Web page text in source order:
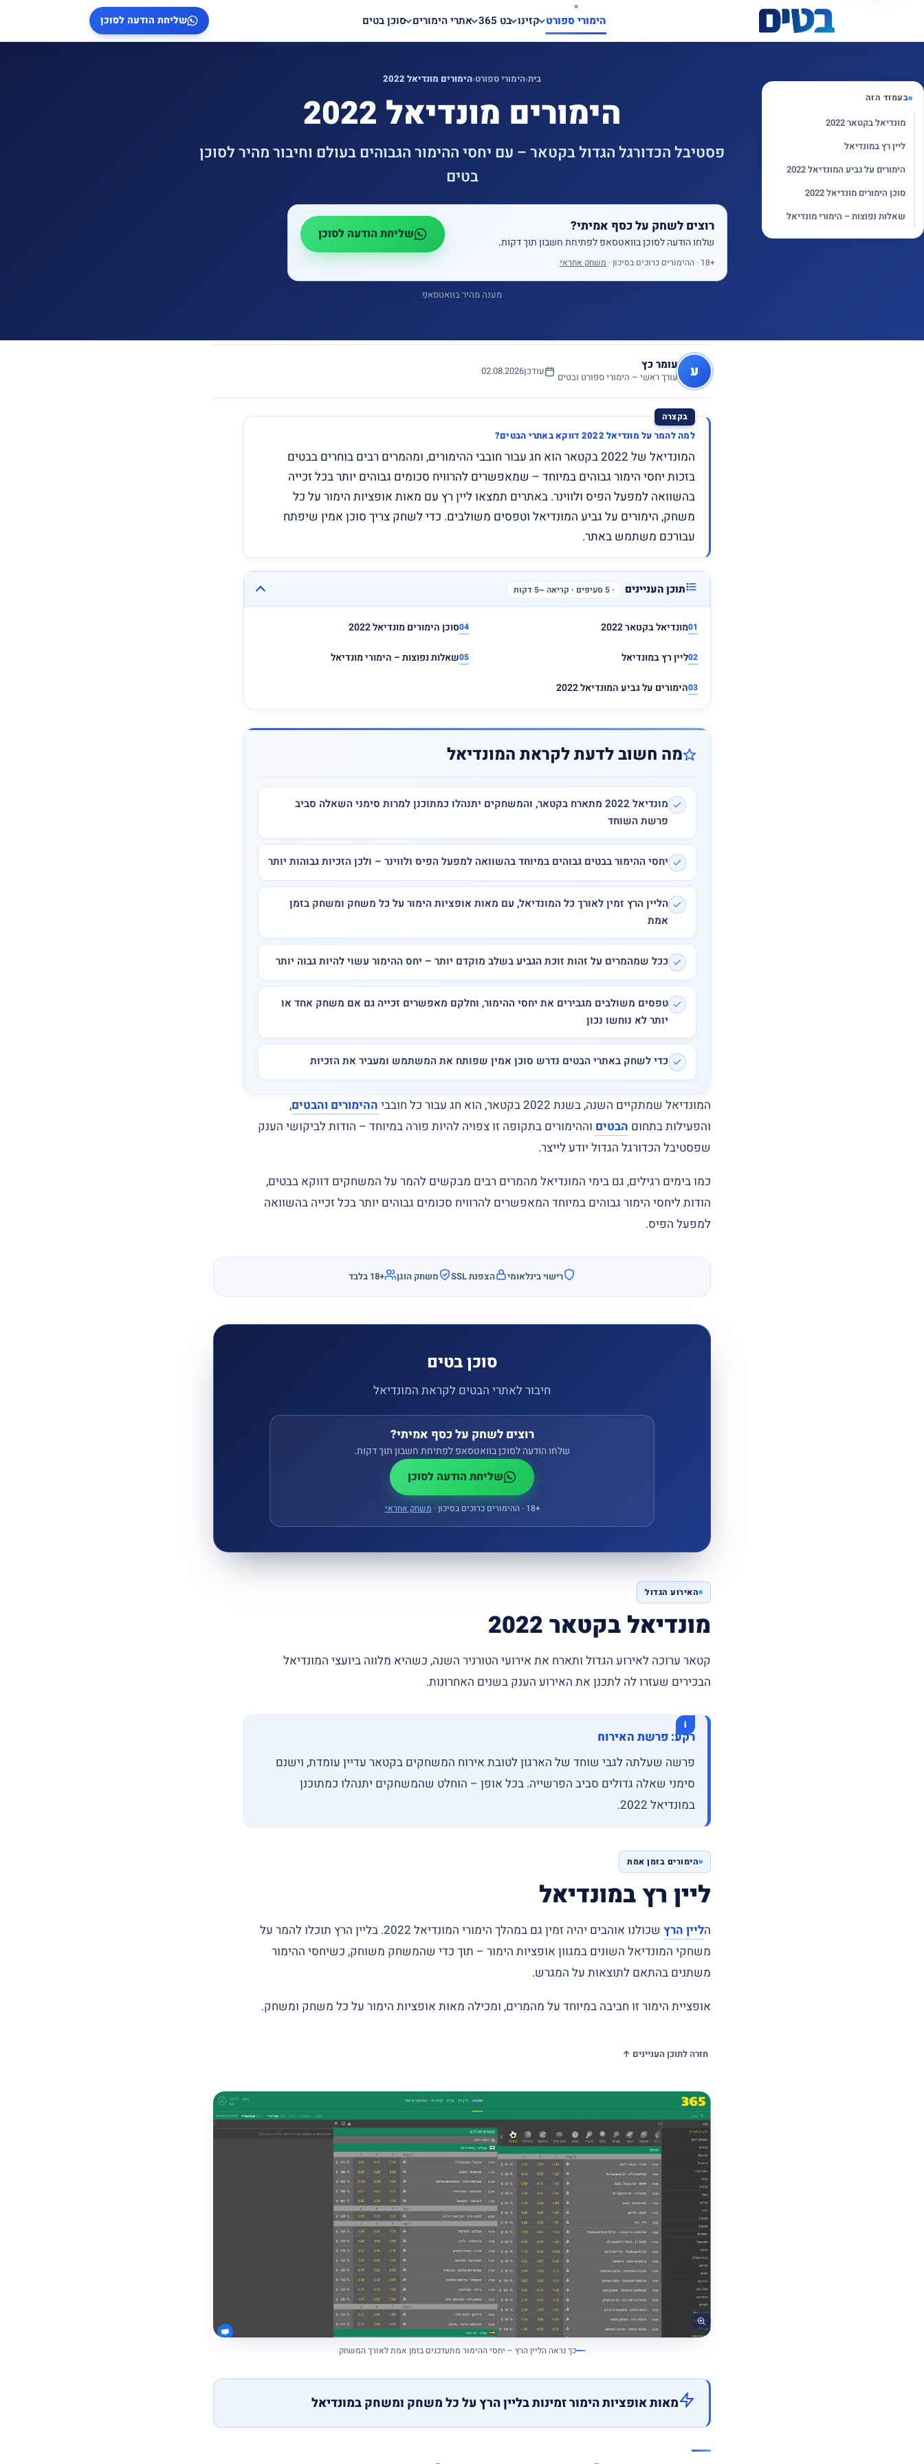
הימורי ספורט קזינו בט 365 אתרי הימורים סוכן בטים שליחת הודעה לסוכן
בעמוד הזה
מונדיאל בקטאר 2022
ליין רץ במונדיאל
הימורים על גביע המונדיאל 2022
סוכן הימורים מונדיאל 2022
שאלות נפוצות – הימורי מונדיאל
בית‹הימורי ספורט‹הימורים מונדיאל 2022
הימורים מונדיאל 2022
פסטיבל הכדורגל הגדול בקטאר – עם יחסי ההימור הגבוהים בעולם וחיבור מהיר לסוכן
בטים
רוצים לשחק על כסף אמיתי?
שלחו הודעה לסוכן בוואטסאפ לפתיחת חשבון תוך דקות.
שליחת הודעה לסוכן
18+ ‏ · ההימורים כרוכים בסיכון · משחק אחראי
מענה מהיר בוואטסאפ
ע עומר כץ
עורך ראשי – הימורי ספורט ובטים עודכן02.08.2026
למה להמר על מונדיאל 2022 דווקא באתרי הבטים?
המונדיאל של 2022 בקטאר הוא חג עבור חובבי ההימורים, ומהמרים רבים בוחרים בבטים
בזכות יחסי הימור גבוהים במיוחד – שמאפשרים להרוויח סכומים גבוהים יותר בכל זכייה
בהשוואה למפעל הפיס ולווינר. באתרים תמצאו ליין רץ עם מאות אופציות הימור על כל
משחק, הימורים על גביע המונדיאל וטפסים משולבים. כדי לשחק צריך סוכן אמין שיפתח
עבורכם משתמש באתר.
תוכן העניינים · 5 סעיפים · קריאה ~5 דקות
מונדיאל בקטאר 2022
ליין רץ במונדיאל
הימורים על גביע המונדיאל 2022
סוכן הימורים מונדיאל 2022
שאלות נפוצות – הימורי מונדיאל
מה חשוב לדעת לקראת המונדיאל
מונדיאל 2022 מתארח בקטאר, והמשחקים יתנהלו כמתוכנן למרות סימני השאלה סביב
פרשת השוחד
יחסי ההימור בבטים גבוהים במיוחד בהשוואה למפעל הפיס ולווינר – ולכן הזכיות גבוהות יותר
הליין הרץ זמין לאורך כל המונדיאל, עם מאות אופציות הימור על כל משחק ומשחק בזמן
אמת
ככל שמהמרים על זהות זוכת הגביע בשלב מוקדם יותר – יחס ההימור עשוי להיות גבוה יותר
טפסים משולבים מגבירים את יחסי ההימור, וחלקם מאפשרים זכייה גם אם משחק אחד או
יותר לא נוחשו נכון
כדי לשחק באתרי הבטים נדרש סוכן אמין שפותח את המשתמש ומעביר את הזכיות
המונדיאל שמתקיים השנה, בשנת 2022 בקטאר, הוא חג עבור כל חובבי ההימורים והבטים,
והפעילות בתחום הבטים וההימורים בתקופה זו צפויה להיות פורה במיוחד – הודות לביקושי הענק
שפסטיבל הכדורגל הגדול יודע לייצר.
כמו בימים רגילים, גם בימי המונדיאל מהמרים רבים מבקשים להמר על המשחקים דווקא בבטים,
הודות ליחסי הימור גבוהים במיוחד המאפשרים להרוויח סכומים גבוהים יותר בכל זכייה בהשוואה
למפעל הפיס.
רישוי בינלאומי הצפנת SSL משחק הוגן 18+ ‏ בלבד
סוכן בטים
חיבור לאתרי הבטים לקראת המונדיאל
רוצים לשחק על כסף אמיתי?
שלחו הודעה לסוכן בוואטסאפ לפתיחת חשבון תוך דקות.
שליחת הודעה לסוכן
18+ ‏ · ההימורים כרוכים בסיכון · משחק אחראי
האירוע הגדול
מונדיאל בקטאר 2022
קטאר ערוכה לאירוע הגדול ותארח את אירועי הטורניר השנה, כשהיא מלווה ביועצי המונדיאל
הבכירים שעזרו לה לתכנן את האירוע הענק בשנים האחרונות.
רקע: פרשת האירוח
פרשה שעלתה לגבי שוחד של הארגון לטובת אירוח המשחקים בקטאר עדיין עומדת, וישנם
סימני שאלה גדולים סביב הפרשייה. בכל אופן – הוחלט שהמשחקים יתנהלו כמתוכנן
במונדיאל 2022.
הימורים בזמן אמת
ליין רץ במונדיאל
הליין הרץ
שכולנו אוהבים יהיה זמין גם במהלך הימורי המונדיאל 2022. בליין הרץ תוכלו להמר על
משחקי המונדיאל השונים במגוון אופציות הימור – תוך כדי שהמשחק משוחק, כשיחסי ההימור
משתנים בהתאם לתוצאות על המגרש.
אופציית הימור זו חביבה במיוחד על מהמרים, ומכילה מאות אופציות הימור על כל משחק ומשחק.
חזרה לתוכן העניינים ↑
כך נראה הליין הרץ – יחסי ההימור מתעדכנים בזמן אמת לאורך המשחק
מאות אופציות הימור זמינות בליין הרץ על כל משחק ומשחק במונדיאל